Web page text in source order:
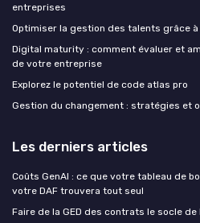
entreprises
Optimiser la gestion des talents grâce à
Digital maturity : comment évaluer et
de votre entreprise
Explorez le potentiel de code atlas pro
Gestion du changement : stratégies et
Les derniers articles
Coûts GenAI : ce que votre tableau de
votre DAF trouvera tout seul
Faire de la GED des contrats le socle